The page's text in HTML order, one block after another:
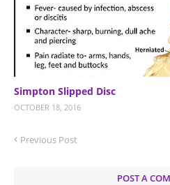
Simpton Slipped Disc
OCTOBER 18, 2016
Previous Post
POST A